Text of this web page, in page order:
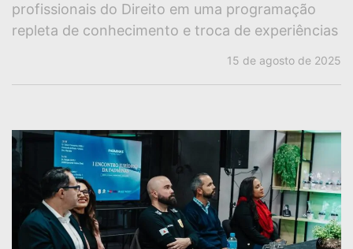
profissionais do Direito em uma programação
repleta de conhecimento e troca de experiências
15 de agosto de 2025